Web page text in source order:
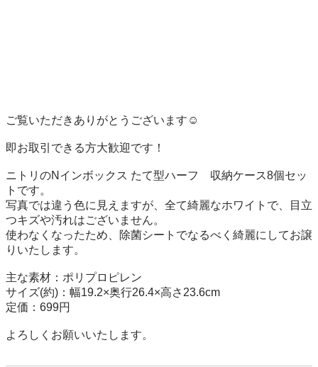
ご覧いただきありがとうございます☺︎
即お取引できる方大歓迎です！
ニトリのNインボックス たて型ハーフ　収納ケース8個セッ
トです。
写真では違う色に見えますが、全て綺麗なホワイトで、目立
つキズや汚れはございません。
使わなくなったため、除菌シートでなるべく綺麗にしてお譲
りいたします。
主な素材：ポリプロピレン
サイズ(約)：幅19.2×奥行26.4×高さ23.6cm
定価：699円
よろしくお願いいたします。